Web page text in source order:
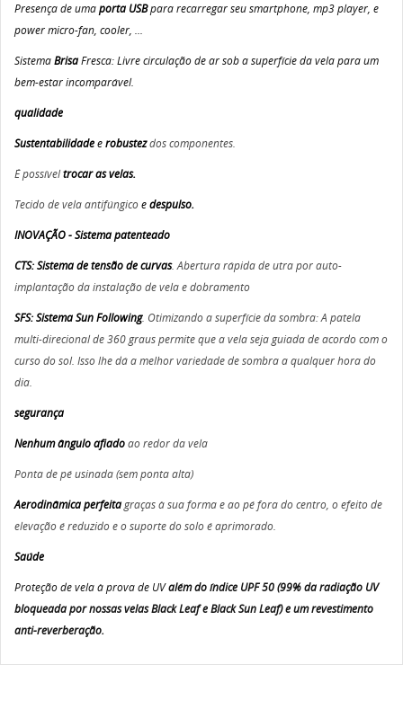
Presença de umaporta USBpara recarregar seu smartphone, mp3 player, e
power micro-fan, cooler, ...
SistemaBrisaFresca: Livre circulação de ar sob a superfície da vela para um
bem-estar incomparável.
qualidade
Sustentabilidadeerobustezdos componentes.
É possíveltrocar as velas.
Tecido de vela antifúngicoedespulso.
INOVAÇÃO - Sistema patenteado
CTS: Sistema de tensão de curvas. Abertura rápida de utra por auto-
implantação da instalação de vela e dobramento
SFS: Sistema Sun Following. Otimizando a superfície da sombra: A patela
multi-direcional de 360 graus permite que a vela seja guiada de acordo com o
curso do sol. Isso lhe dá a melhor variedade de sombra a qualquer hora do
dia.
segurança
Nenhum ângulo afiadoao redor da vela
Ponta de pé usinada (sem ponta alta)
Aerodinâmica perfeitagraças à sua forma e ao pé fora do centro, o efeito de
elevação é reduzido e o suporte do solo é aprimorado.
Saúde
Proteção de vela à prova de UValém do índice UPF 50 (99% da radiação UV
bloqueada por nossas velas Black Leaf e Black Sun Leaf) e um revestimento
anti-reverberação.